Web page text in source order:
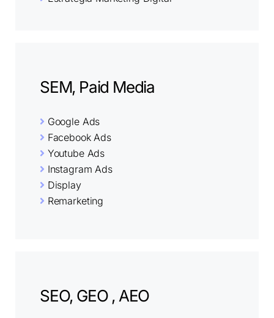
SEM, Paid Media
Google Ads
Facebook Ads
Youtube Ads
Instagram Ads
Display
Remarketing
SEO, GEO , AEO